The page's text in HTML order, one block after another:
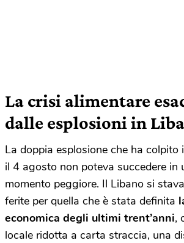
La crisi alimentare
dalle esplosioni in
La doppia esplosione che ha colpito
il 4 agosto non poteva succedere in
momento peggiore. Il Libano si
ferite per quella che è stata definita
economica degli ultimi trent’anni,
locale ridotta a carta straccia, una